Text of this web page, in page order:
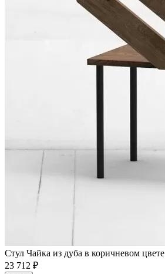
Стул Чайка из дуба в коричневом цвете
23 712 ₽